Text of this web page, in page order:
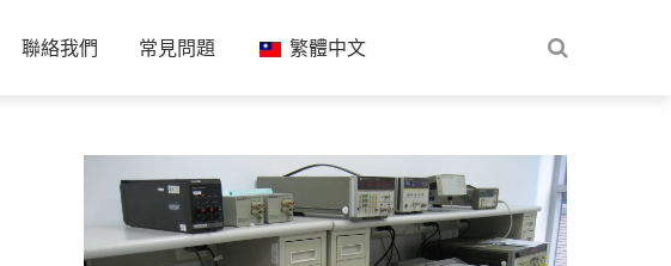
聯絡我們 常見問題 繁體中文